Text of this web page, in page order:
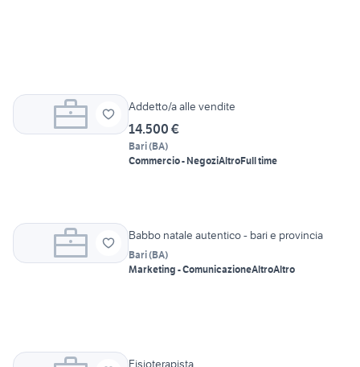
Addetto/a alle vendite
14.500 €
Bari(BA)
Commercio - NegoziAltroFull time
Babbo natale autentico - bari e provincia
Bari(BA)
Marketing - ComunicazioneAltroAltro
Fisioterapista